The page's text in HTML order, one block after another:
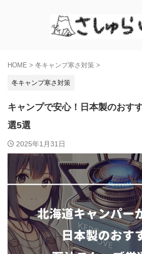
HOME > 冬キャンプ寒さ対策 >
冬キャンプ寒さ対策
キャンプで安心！日本製のおす
選5選
2025年1月31日